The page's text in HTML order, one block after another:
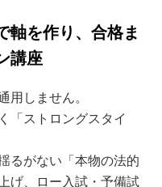
軸を作り、合格ま
講座
用しません。
「ストロングスタイ
るがない「本物の法的
げ、ロー入試・予備試